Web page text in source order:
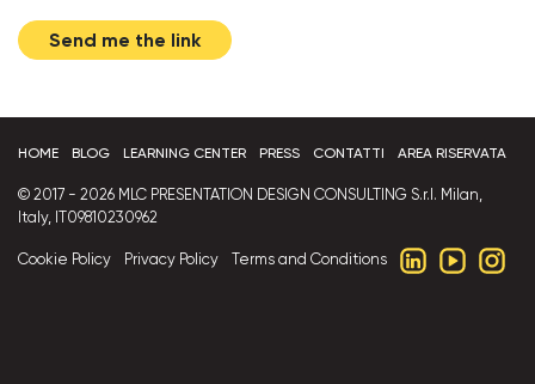
Send me the link
HOME BLOG LEARNING CENTER PRESS CONTATTI AREA RISERVATA
© 2017 - 2026 MLC PRESENTATION DESIGN CONSULTING S.r.l. Milan,
Italy, IT09810230962
Cookie Policy Privacy Policy Terms and Conditions